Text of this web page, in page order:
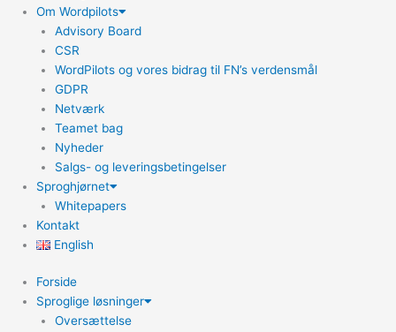
Om Wordpilots
Advisory Board
CSR
WordPilots og vores bidrag til FN’s verdensmål
GDPR
Netværk
Teamet bag
Nyheder
Salgs- og leveringsbetingelser
Sproghjørnet
Whitepapers
Kontakt
English
Forside
Sproglige løsninger
Oversættelse